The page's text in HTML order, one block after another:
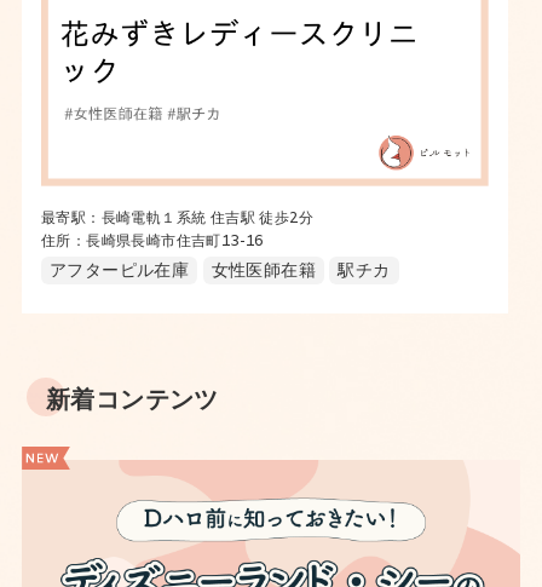
最寄駅：長崎電軌１系統 住吉駅 徒歩2分
住所：長崎県長崎市住吉町13-16
アフターピル在庫 女性医師在籍 駅チカ
新着コンテンツ